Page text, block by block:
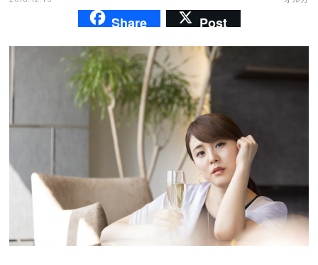
仕事とキャリア
Share Post